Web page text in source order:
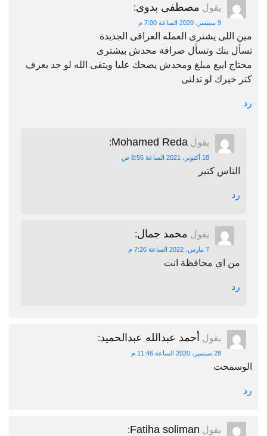
يقول مصطفى بدوى:
9 سبتمبر، 2020 الساعة 7:00 م
مين اللى يشترى العمله العراقى الجديدة
تسأل بنك وتسأل صرافة محدش بيشترى
محتاج ابيع مبلغ ومحدش يضحك عليا ويتقى الله لو حد يعرف
كتر خيرك لو تدلنى
رد
يقول Mohamed Reda
:
18 أكتوبر، 2021 الساعة 8:56 ص
الناس كتير
رد
يقول محمد جمال:
7 مارس، 2022 الساعة 7:26 م
من اي محافظة انت
رد
يقول أحمد عبدالله عبدالحميد:
28 سبتمبر، 2020 الساعة 11:46 م
الوسمحت
رد
يقول Fatiha soliman
: